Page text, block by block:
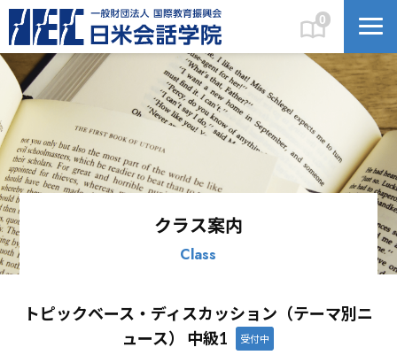
0
クラス案内
Class
トピックベース・ディスカッション（テーマ別ニ
ュース） 中級1
受付中